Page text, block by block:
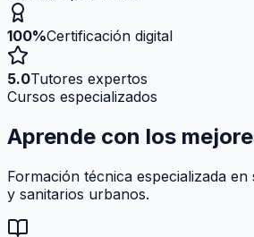
100%Certificación digital
5.0Tutores expertos
Cursos especializados
Aprende con los
Formación técnica especializada en
y sanitarios urbanos.